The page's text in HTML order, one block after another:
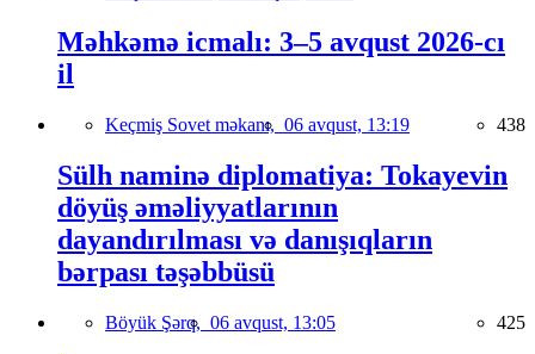
Məhkəmə icmalı: 3–5 avqust 2026-cı
il
Keçmiş Sovet məkanı, 06 avqust, 13:19 438
Sülh naminə diplomatiya: Tokayevin
döyüş əməliyyatlarının
dayandırılması və danışıqların
bərpası təşəbbüsü
Böyük Şərq, 06 avqust, 13:05 425